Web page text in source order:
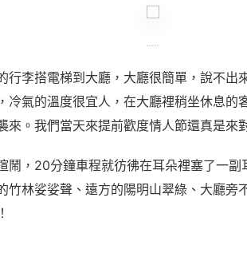
行李搭電梯到大廳，大廳很簡單，說不出
冷氣的溫度很宜人，在大廳裡稍坐休息的
來。我們當天來提前歡度情人節還真是來
鬧，20分鐘車程就彷彿在耳朵裡塞了一
竹林娑娑聲、遠方的陽明山翠綠、大廳旁